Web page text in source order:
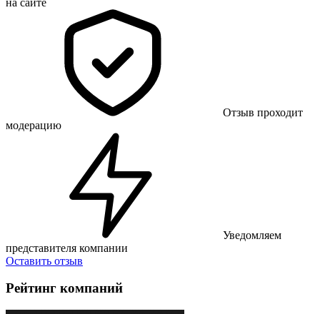
Отзыв проходит
модерацию
Уведомляем
представителя компании
Оставить отзыв
Рейтинг компаний